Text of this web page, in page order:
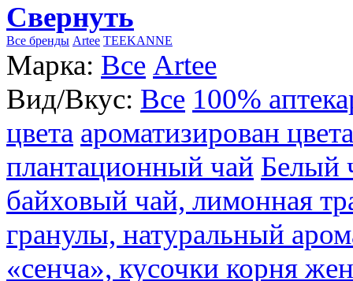
Свернуть
Все бренды Artee TEEKANNE
Марка: Все Artee
Вид/Вкус: Все 100%
цвета ароматизирован
плантационный чай Белый
байховый чай, лимонная
гранулы, натуральный
«сенча», кусочки корня